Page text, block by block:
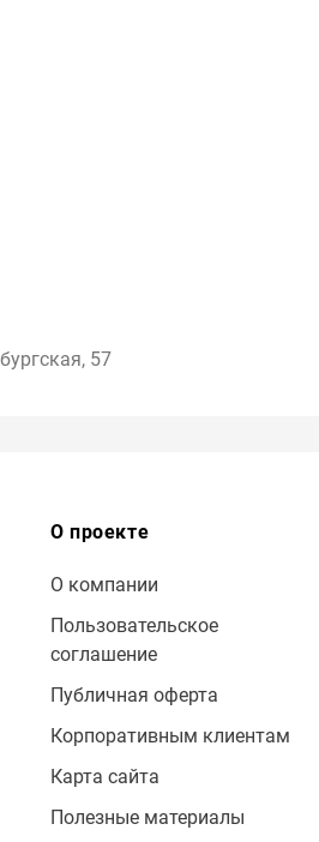
57
О проекте
О компании
Пользовательское
соглашение
Публичная оферта
Корпоративным клиентам
Карта сайта
Полезные материалы